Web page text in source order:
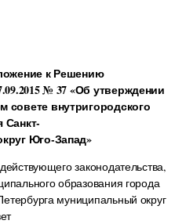
к Решению
№ 37 «Об утверждении
внутригородского
Санкт-
Юго-Запад»
законодательства,
образования города
муниципальный округ